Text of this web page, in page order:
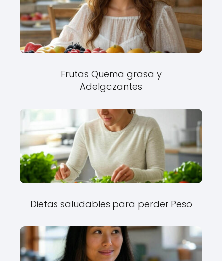
Frutas Quema grasa y
Adelgazantes
Dietas saludables para perder Peso